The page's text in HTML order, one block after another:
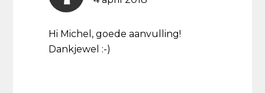
Hi Michel, goede aanvulling!
Dankjewel :-)